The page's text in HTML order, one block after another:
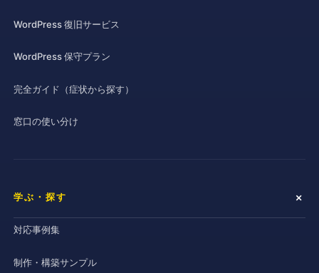
WordPress 復旧サービス
WordPress 保守プラン
完全ガイド（症状から探す）
窓口の使い分け
学ぶ・探す
対応事例集
制作・構築サンプル